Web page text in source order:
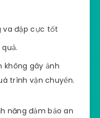
va đập cực tốt
không gây ảnh
trình vận chuyển.
năng đảm bảo an